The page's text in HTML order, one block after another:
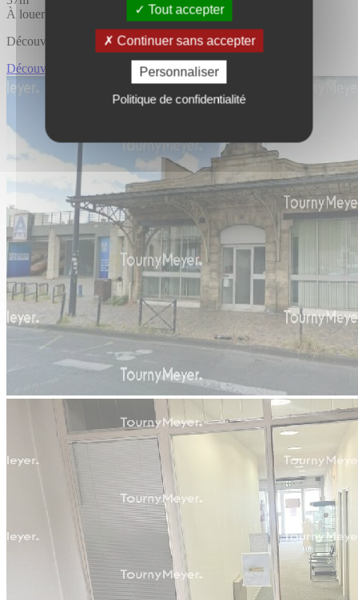
Tout accepter
Continuer sans accepter
Personnaliser
Politique de confidentialité
À louer
Découvrir l'offre
Découvrir LOCAL COMMERCIAL